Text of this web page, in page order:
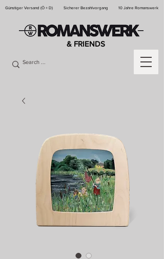
Günstiger Versand (Ö + D) Sicherer Bezahlvorgang 10 Jahre Romanswerk
& FRIENDS